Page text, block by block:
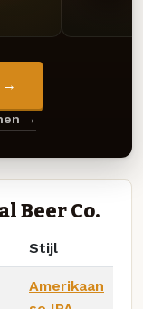
→
→
Beer Co.
Stijl
Amerikaan